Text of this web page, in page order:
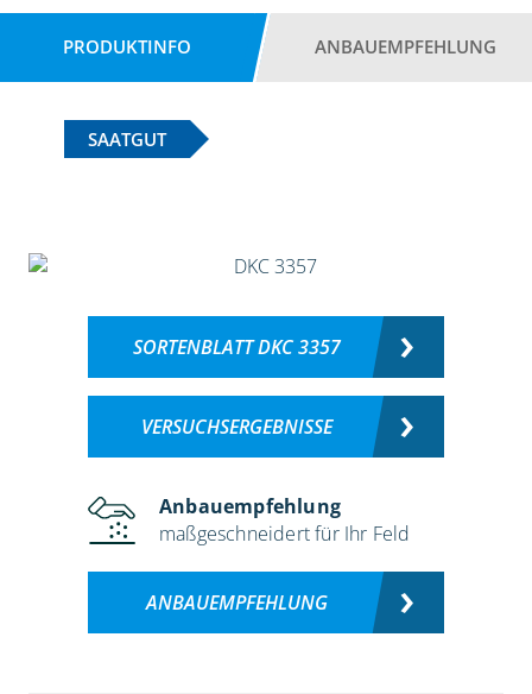
PRODUKTINFO ANBAUEMPFEHLUNG
SAATGUT
SORTENBLATT DKC 3357
VERSUCHSERGEBNISSE
Anbauempfehlung
maßgeschneidert für Ihr Feld
ANBAUEMPFEHLUNG